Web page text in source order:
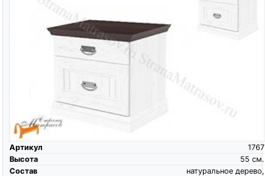
Артикул
1767
Высота
см.
55
Состав
натуральное дерево,